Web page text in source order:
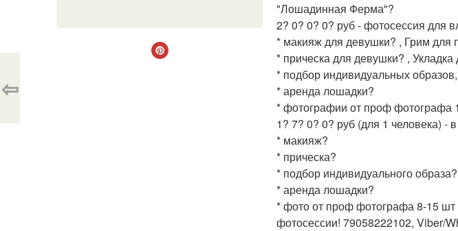
"Лошадинная Ферма"?
2? 0? 0? 0? руб - фотосессия для
* макияж для девушки? , Грим для
* прическа для девушки? , Укладка
* подбор индивидуальных
* аренда лошадки?
* фотографии от проф фотографа
1? 7? 0? 0? руб (для 1 человека) -
* макияж?
* прическа?
* подбор индивидуального образа?
* аренда лошадки?
* фото от проф фотографа 8-15
фотосессии! 79058222102, Viber/
⇦